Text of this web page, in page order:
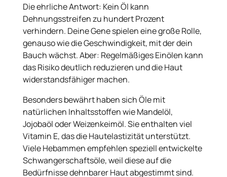
Die ehrliche Antwort: Kein Öl kann
Dehnungsstreifen zu hundert Prozent
verhindern. Deine Gene spielen eine große Rolle,
genauso wie die Geschwindigkeit, mit der dein
Bauch wächst. Aber: Regelmäßiges Einölen kann
das Risiko deutlich reduzieren und die Haut
widerstandsfähiger machen.
Besonders bewährt haben sich Öle mit
natürlichen Inhaltsstoffen wie Mandelöl,
Jojobaöl oder Weizenkeimöl. Sie enthalten viel
Vitamin E, das die Hautelastizität unterstützt.
Viele Hebammen empfehlen speziell entwickelte
Schwangerschaftsöle, weil diese auf die
Bedürfnisse dehnbarer Haut abgestimmt sind.